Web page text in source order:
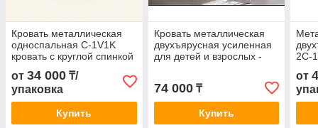
Кровать металлическая
односпальная C-1V1K
кровать с круглой спинкой
и двойными ножками
от 34 000 ₸/
упаковка
Купить
Кровать металлическая
двухъярусная усиленная
для детей и взрослых -
ножкой, спинки из трубы
51 и 32 мм
74 000₸
Купить
2С-
от